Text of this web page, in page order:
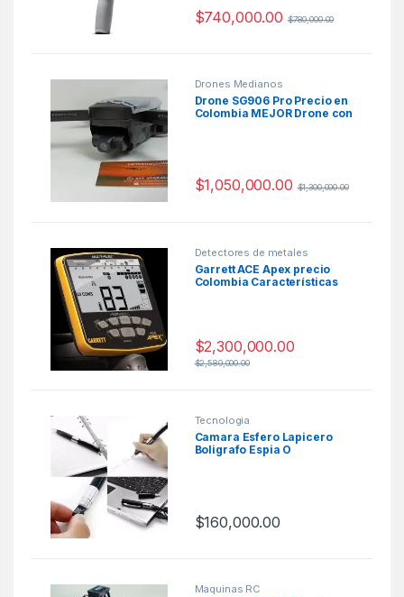
$740,000.00 $780,000.00
Drones Medianos
Drone SG906 Pro Precio en
Colombia MEJOR Drone con
$1,050,000.00 $1,300,000.00
Detectores de metales
Garrett ACE Apex precio
Colombia Características
$2,300,000.00
$2,580,000.00
Tecnologia
Camara Esfero Lapicero
Boligrafo Espia O
$160,000.00
Maquinas RC